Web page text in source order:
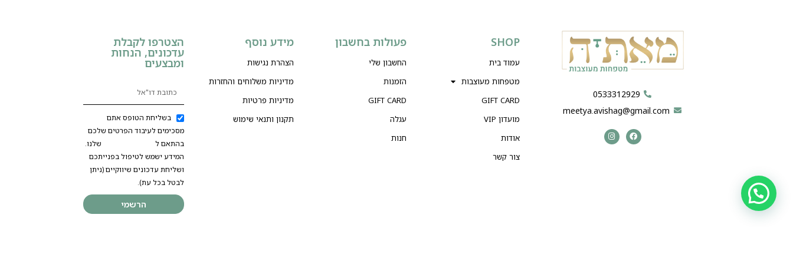
0533312929
meetya.avishag@gmail.com
SHOP
עמוד בית
מטפחות מעוצבות
GIFT CARD
מועדון VIP
אודות
צור קשר
פעולות בחשבון
החשבון שלי
הזמנות
GIFT CARD
עגלה
חנות
מידע נוסף
הצהרת נגישות
מדיניות משלוחים והחזרות
מדיניות פרטיות
תקנון ותנאי שימוש
הצטרפו לקבלת
עדכונים, הנחות
ומבצעים
בשליחת הטופס אתם
מסכימים לעיבוד הפרטים שלכם
בהתאם למדיניות הפרטיות
שלנו.
המידע ישמש לטיפול בפנייתכם
ושליחת עדכונים שיווקיים (ניתן
לבטל בכל עת).
הרשמי